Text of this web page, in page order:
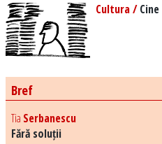
Cultura /Cine
Bref
Tia Serbanescu
Fără soluții